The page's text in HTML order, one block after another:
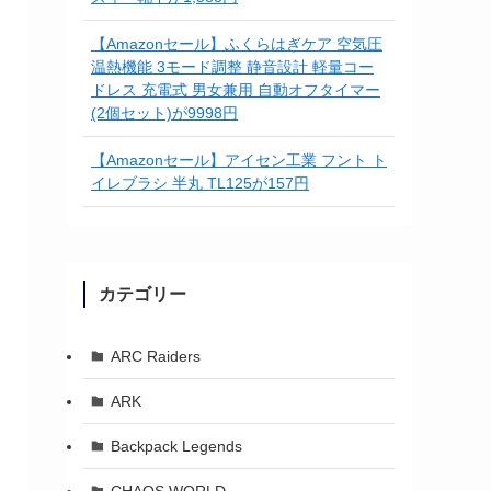
【Amazonセール】ふくらはぎケア 空気圧
温熱機能 3モード調整 静音設計 軽量コー
ドレス 充電式 男女兼用 自動オフタイマー
(2個セット)が9998円
【Amazonセール】アイセン工業 フント ト
イレブラシ 半丸 TL125が157円
カテゴリー
ARC Raiders
ARK
Backpack Legends